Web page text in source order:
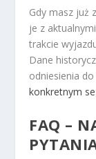
Gdy masz już
je z
trakcie
Dane
odniesienia
konkretnym
FAQ –